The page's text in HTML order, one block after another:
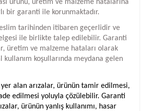
ürünü, üretim ve malzeme hatalarına
bir garanti ile korunmaktadır.
tarihinden itibaren geçerlidir ve
ile birlikte talep edilebilir. Garanti
üretim ve malzeme hataları olarak
kullanım koşullarında meydana gelen
alan arızalar, ürünün tamir edilmesi,
edilmesi yoluyla çözülebilir. Garanti
ürünün yanlış kullanımı, hasar